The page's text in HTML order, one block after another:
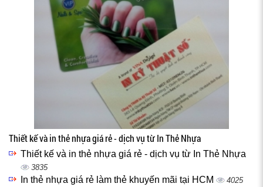
Thiết kế và in thẻ nhựa giá rẻ - dịch vụ từ In Thẻ Nhựa
Thiết kế và in thẻ nhựa giá rẻ - dịch vụ từ In Thẻ Nhựa
3835
In thẻ nhựa giá rẻ làm thẻ khuyến mãi tại HCM 4025